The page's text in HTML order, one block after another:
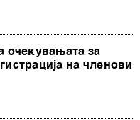
очекувањата за
на членови